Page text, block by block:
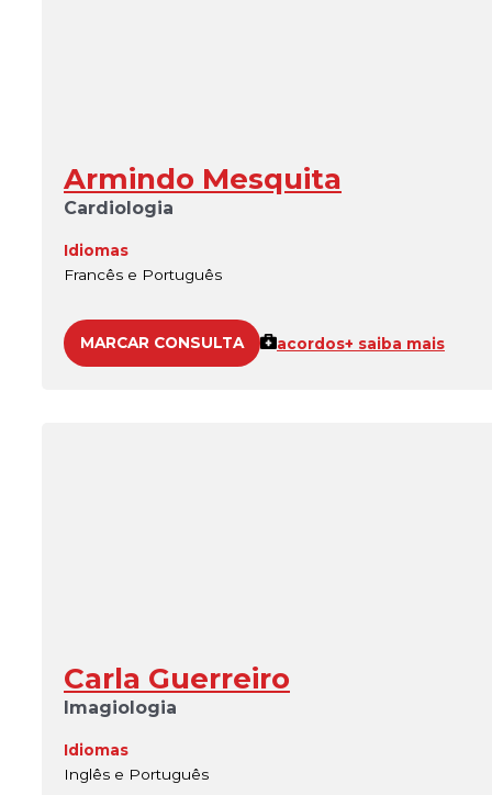
Armindo Mesquita
Cardiologia
Idiomas
Francês e Português
MARCAR CONSULTA acordos+ saiba mais
Carla Guerreiro
Imagiologia
Idiomas
Inglês e Português